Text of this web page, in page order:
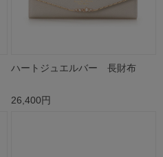
ハートジュエルバー 長財布
26,400円